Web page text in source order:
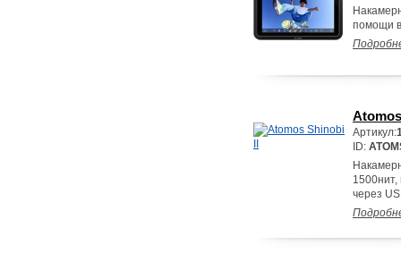
помощи в
Артикул:
ID:
через